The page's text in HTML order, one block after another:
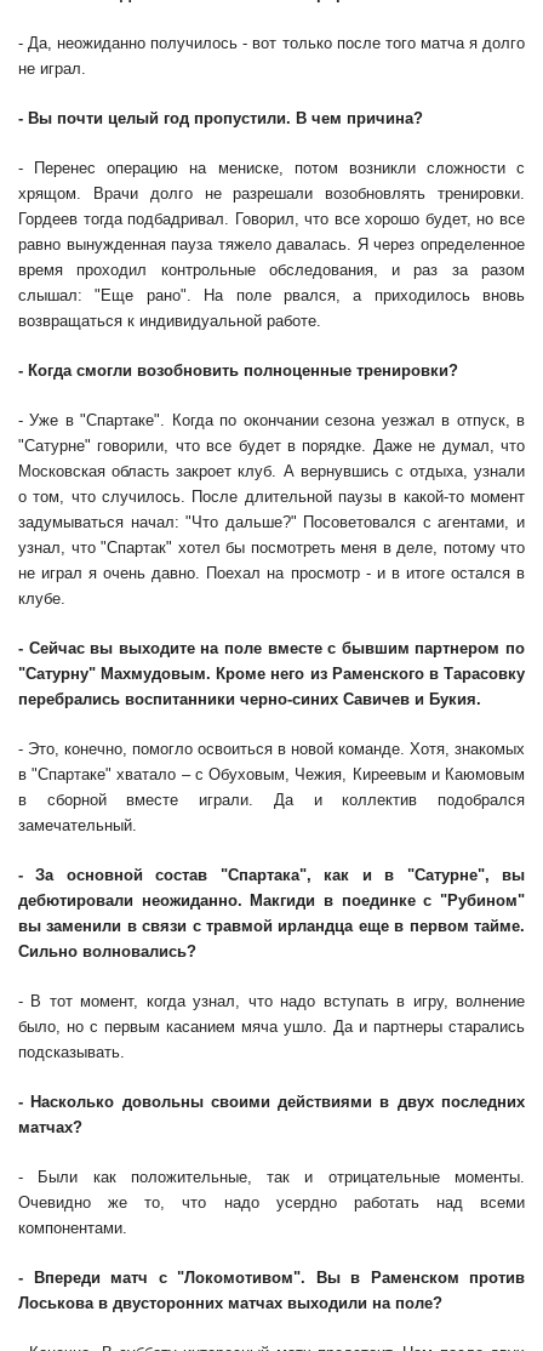
- Да, неожиданно получилось - вот только после того матча я долго
не играл.
- Вы почти целый год пропустили. В чем причина?
- Перенес операцию на мениске, потом возникли сложности с
хрящом. Врачи долго не разрешали возобновлять тренировки.
Гордеев тогда подбадривал. Говорил, что все хорошо будет, но все
равно вынужденная пауза тяжело давалась. Я через определенное
время проходил контрольные обследования, и раз за разом
слышал: "Еще рано". На поле рвался, а приходилось вновь
возвращаться к индивидуальной работе.
- Когда смогли возобновить полноценные тренировки?
- Уже в "Спартаке". Когда по окончании сезона уезжал в отпуск, в
"Сатурне" говорили, что все будет в порядке. Даже не думал, что
Московская область закроет клуб. А вернувшись с отдыха, узнали
о том, что случилось. После длительной паузы в какой-то момент
задумываться начал: "Что дальше?" Посоветовался с агентами, и
узнал, что "Спартак" хотел бы посмотреть меня в деле, потому что
не играл я очень давно. Поехал на просмотр - и в итоге остался в
клубе.
- Сейчас вы выходите на поле вместе с бывшим партнером по
"Сатурну" Махмудовым. Кроме него из Раменского в Тарасовку
перебрались воспитанники черно-синих Савичев и Букия.
- Это, конечно, помогло освоиться в новой команде. Хотя, знакомых
в "Спартаке" хватало – с Обуховым, Чежия, Киреевым и Каюмовым
в сборной вместе играли. Да и коллектив подобрался
замечательный.
- За основной состав "Спартака", как и в "Сатурне", вы
дебютировали неожиданно. Макгиди в поединке с "Рубином"
вы заменили в связи с травмой ирландца еще в первом тайме.
Сильно волновались?
- В тот момент, когда узнал, что надо вступать в игру, волнение
было, но с первым касанием мяча ушло. Да и партнеры старались
подсказывать.
- Насколько довольны своими действиями в двух последних
матчах?
- Были как положительные, так и отрицательные моменты.
Очевидно же то, что надо усердно работать над всеми
компонентами.
- Впереди матч с "Локомотивом". Вы в Раменском против
Лоськова в двусторонних матчах выходили на поле?